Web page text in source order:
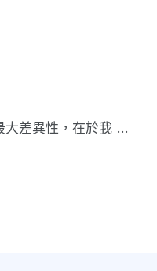
大差異性，在於我 …